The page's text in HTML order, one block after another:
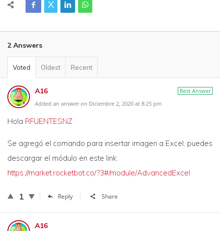
2 Answers
Voted Oldest Recent
Best Answer
A16
Added an answer on Diciembre 2, 2020 at 8:25 pm
Hola RFUENTESNZ
Se agregó el comando para insertar imagen a Excel, puedes
descargar el módulo en este link:
https://market.rocketbot.co/?3#/module/AdvancedExcel
1 Reply Share
A16